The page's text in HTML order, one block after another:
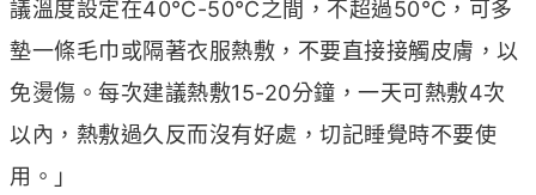
議溫度設定在40℃-50℃之間，不超過50℃，可多
墊一條毛巾或隔著衣服熱敷，不要直接接觸皮膚，以
免燙傷。每次建議熱敷15-20分鐘，一天可熱敷4次
以內，熱敷過久反而沒有好處，切記睡覺時不要使
用。」